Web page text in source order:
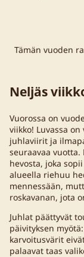
Tämän vuoden
Neljäs
Vuorossa on
viikko! Luvassa
juhlaviirit ja
seuraavaa
hevosta, joka
alueella riehuu
mennessään,
roskavanan, jota
Juhlat päättyvät
päivityksen
karvoitusvärit
palaavat taas